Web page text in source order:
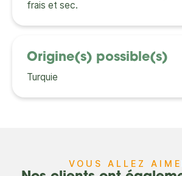
frais et sec.
Origine(s) possible(s)
Turquie
VOUS ALLEZ